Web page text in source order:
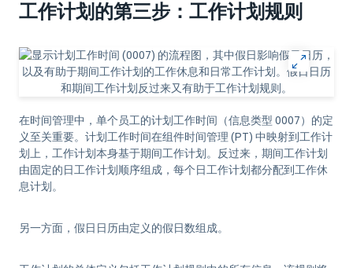
工作计划的第三步：工作计划规则
在时间管理中，单个员工的计划工作时间（信息类型 0007）的定
义至关重要。计划工作时间在组件时间管理 (PT) 中映射到工作计
划上，工作计划本身基于期间工作计划。反过来，期间工作计划
由固定的日工作计划顺序组成，每个日工作计划都分配到工作休
息计划。
另一方面，假日日历由定义的假日数组成。